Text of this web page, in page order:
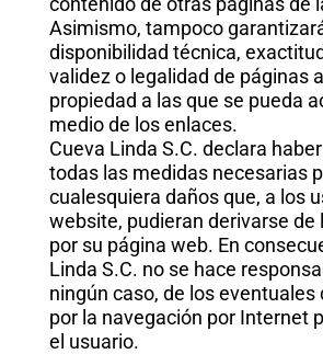
Asimismo, tampoco
disponibilidad técnica,
validez o legalidad de páginas
propiedad a las que se pueda
medio de los enlaces.
Cueva Linda S.C. declara
todas las medidas necesarias
cualesquiera daños que, a los
website, pudieran derivarse de
por su página web. En
Linda S.C. no se hace
ningún caso, de los eventuales
por la navegación por Internet
el usuario.